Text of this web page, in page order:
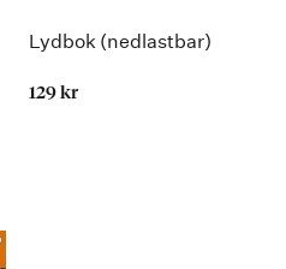
Lydbok (nedlastbar)
129 kr